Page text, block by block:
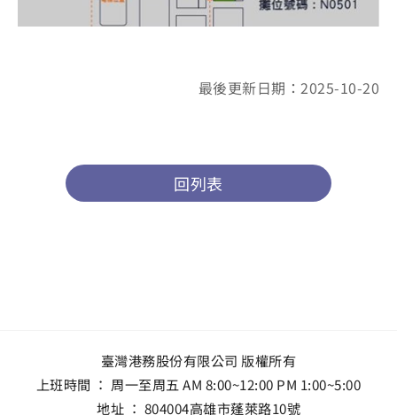
最後更新日期：2025-10-20
回列表
臺灣港務股份有限公司 版權所有
上班時間 ： 周一至周五 AM 8:00~12:00 PM 1:00~5:00
地址 ： 804004高雄市蓬萊路10號